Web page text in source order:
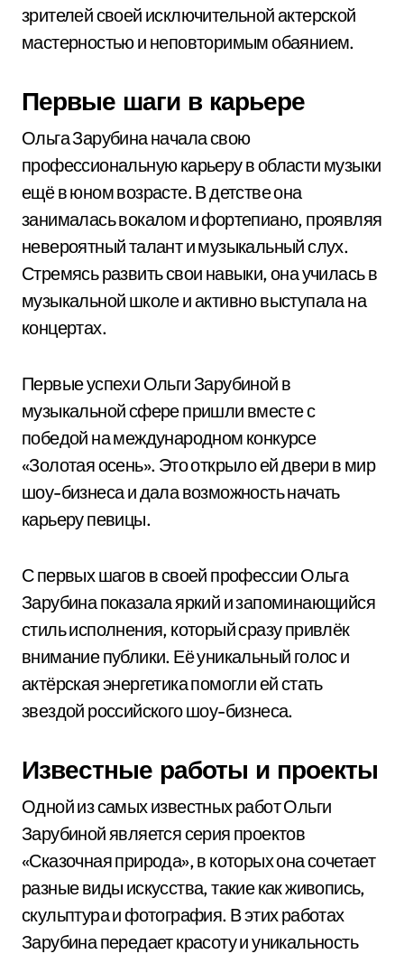
зрителей своей исключительной актерской
мастерностью и неповторимым обаянием.
Первые шаги в карьере
Ольга Зарубина начала свою
профессиональную карьеру в области музыки
ещё в юном возрасте. В детстве она
занималась вокалом и фортепиано, проявляя
невероятный талант и музыкальный слух.
Стремясь развить свои навыки, она училась в
музыкальной школе и активно выступала на
концертах.
Первые успехи Ольги Зарубиной в
музыкальной сфере пришли вместе с
победой на международном конкурсе
«Золотая осень». Это открыло ей двери в мир
шоу-бизнеса и дала возможность начать
карьеру певицы.
С первых шагов в своей профессии Ольга
Зарубина показала яркий и запоминающийся
стиль исполнения, который сразу привлёк
внимание публики. Её уникальный голос и
актёрская энергетика помогли ей стать
звездой российского шоу-бизнеса.
Известные работы и проекты
Одной из самых известных работ Ольги
Зарубиной является серия проектов
«Сказочная природа», в которых она сочетает
разные виды искусства, такие как живопись,
скульптура и фотография. В этих работах
Зарубина передает красоту и уникальность